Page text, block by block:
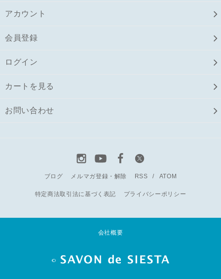
アカウント
会員登録
ログイン
カートを見る
お問い合わせ
ブログ メルマガ登録・解除 RSS / ATOM
特定商法取引法に基づく表記 プライバシーポリシー
会社概要
©